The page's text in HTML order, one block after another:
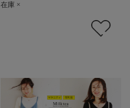
在庫 ×